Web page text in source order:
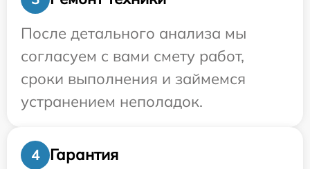
После детального анализа мы
согласуем с вами смету работ,
сроки выполнения и займемся
устранением неполадок.
4
Гарантия